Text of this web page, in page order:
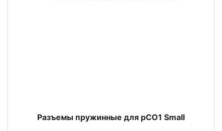
Разъемы пружинные для pCO1 Small